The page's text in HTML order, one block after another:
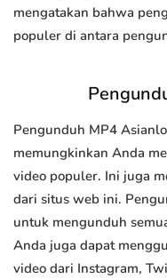
mengatakan bahwa
populer di antara
Pengunduh MP4
memungkinkan Anda
video populer. Ini juga
dari situs web ini.
untuk mengunduh
Anda juga dapat
video dari Instagram,